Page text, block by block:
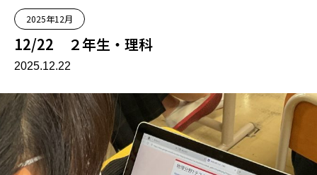
2025年12月
12/22 ２年生・理科
2025.12.22